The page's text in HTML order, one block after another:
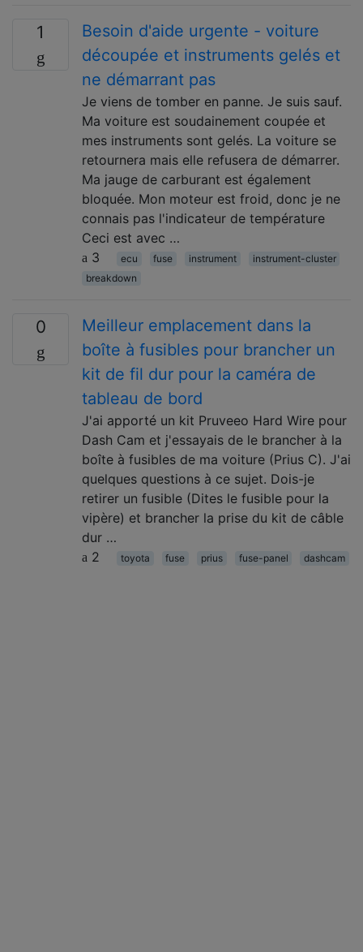
1
Besoin d'aide urgente - voiture
découpée et instruments gelés et
ne démarrant pas
Je viens de tomber en panne. Je suis sauf.
Ma voiture est soudainement coupée et
mes instruments sont gelés. La voiture se
retournera mais elle refusera de démarrer.
Ma jauge de carburant est également
bloquée. Mon moteur est froid, donc je ne
connais pas l'indicateur de température
Ceci est avec …
3
ecu fuse instrument
instrument-cluster
breakdown
0
Meilleur emplacement dans la
boîte à fusibles pour brancher un
kit de fil dur pour la caméra de
tableau de bord
J'ai apporté un kit Pruveeo Hard Wire pour
Dash Cam et j'essayais de le brancher à la
boîte à fusibles de ma voiture (Prius C). J'ai
quelques questions à ce sujet. Dois-je
retirer un fusible (Dites le fusible pour la
vipère) et brancher la prise du kit de câble
dur …
2
toyota fuse prius fuse-panel dashcam